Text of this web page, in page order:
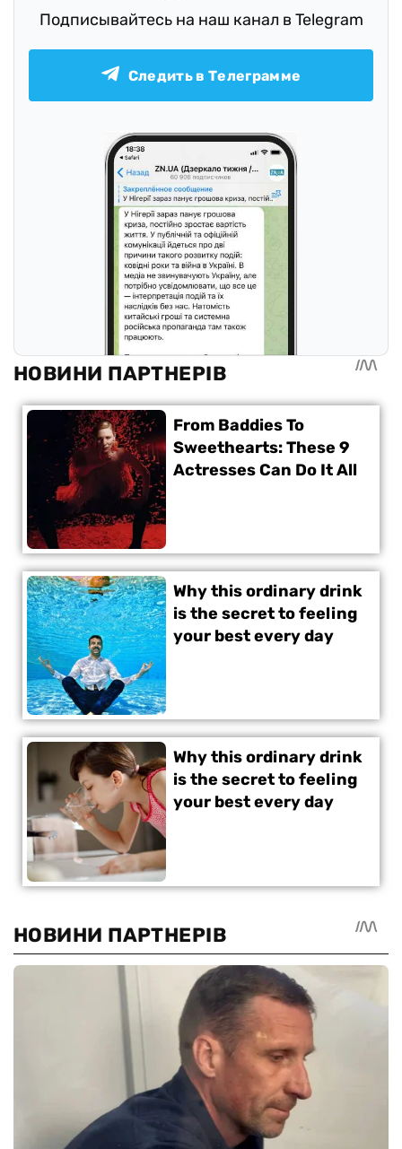
Подписывайтесь на наш канал в Telegram
Следить в Телеграмме